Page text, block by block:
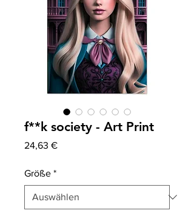
f**k society - Art Print
24,63 €Preis
Größe *